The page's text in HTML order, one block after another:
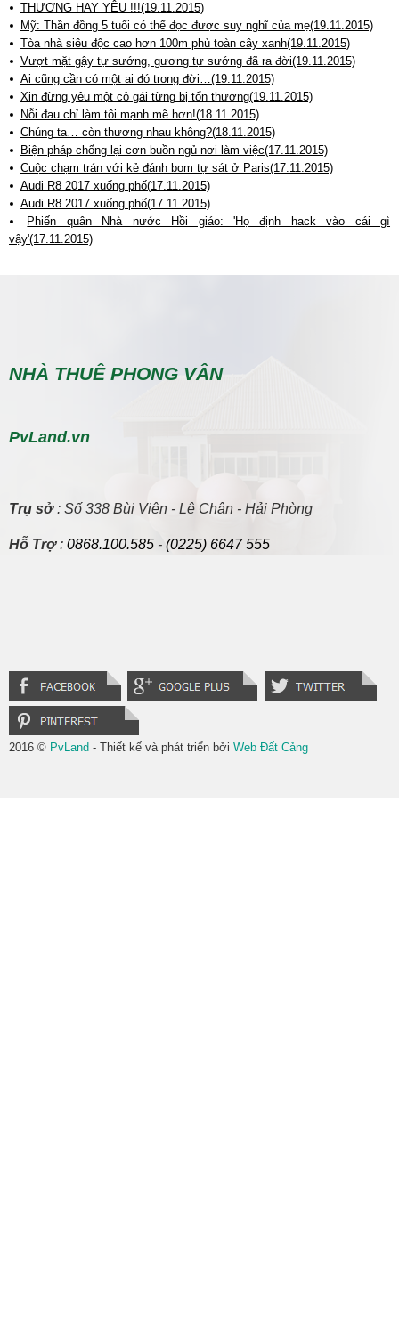
THƯƠNG HAY YÊU !!!(19.11.2015)
Mỹ: Thần đồng 5 tuổi có thể đọc được suy nghĩ của mẹ(19.11.2015)
Tòa nhà siêu độc cao hơn 100m phủ toàn cây xanh(19.11.2015)
Vượt mặt gậy tự sướng, gương tự sướng đã ra đời(19.11.2015)
Ai cũng cần có một ai đó trong đời…(19.11.2015)
Xin đừng yêu một cô gái từng bị tổn thương(19.11.2015)
Nỗi đau chỉ làm tôi mạnh mẽ hơn!(18.11.2015)
Chúng ta… còn thương nhau không?(18.11.2015)
Biện pháp chống lại cơn buồn ngủ nơi làm việc(17.11.2015)
Cuộc chạm trán với kẻ đánh bom tự sát ở Paris(17.11.2015)
Audi R8 2017 xuống phố(17.11.2015)
Audi R8 2017 xuống phố(17.11.2015)
Phiến quân Nhà nước Hồi giáo: 'Họ định hack vào cái gì
vậy'(17.11.2015)
NHÀ THUÊ PHONG VÂN
PvLand.vn
Trụ sở: Số 338 Bùi Viện - Lê Chân - Hải Phòng
Hỗ Trợ: 0868.100.585 - (0225) 6647 555
2016 © PvLand - Thiết kế và phát triển bởiWeb Đất Cảng